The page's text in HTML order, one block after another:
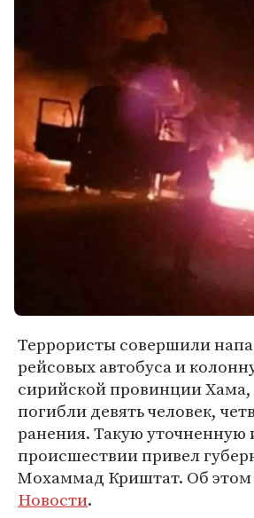
Террористы совершили
рейсовых автобуса и
сирийской провинции Хама,
погибли девять человек,
ранения. Такую
происшествии привел
Мохаммад Криштат. Об этом
Новости.